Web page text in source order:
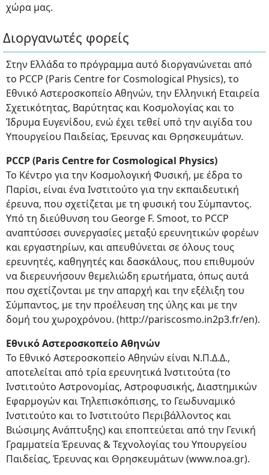
χώρα μας.
Διοργανωτές φορείς
Στην Ελλάδα το πρόγραμμα αυτό διοργανώνεται από
το PCCP (Paris Centre for Cosmological Physics), το
Εθνικό Αστεροσκοπείο Αθηνών, την Ελληνική Εταιρεία
Σχετικότητας, Βαρύτητας και Κοσμολογίας και το
Ίδρυμα Ευγενίδου, ενώ έχει τεθεί υπό την αιγίδα του
Υπουργείου Παιδείας, Έρευνας και Θρησκευμάτων.
PCCP (Paris Centre for Cosmological Physics)
Το Κέντρο για την Κοσμολογική Φυσική, με έδρα το
Παρίσι, είναι ένα Ινστιτούτο για την εκπαιδευτική
έρευνα, που σχετίζεται με τη φυσική του Σύμπαντος.
Υπό τη διεύθυνση του George F. Smoot, το PCCP
αναπτύσσει συνεργασίες μεταξύ ερευνητικών φορέων
και εργαστηρίων, και απευθύνεται σε όλους τους
ερευνητές, καθηγητές και δασκάλους, που επιθυμούν
να διερευνήσουν θεμελιώδη ερωτήματα, όπως αυτά
που σχετίζονται με την απαρχή και την εξέλιξη του
Σύμπαντος, με την προέλευση της ύλης και με την
δομή του χωροχρόνου. (http://pariscosmo.in2p3.fr/en).
Εθνικό Αστεροσκοπείο Αθηνών
Το Εθνικό Αστεροσκοπείο Αθηνών είναι Ν.Π.Δ.Δ.,
αποτελείται από τρία ερευνητικά Ινστιτούτα (το
Ινστιτούτο Αστρονομίας, Αστροφυσικής, Διαστημικών
Εφαρμογών και Τηλεπισκόπισης, το Γεωδυναμικό
Ινστιτούτο και το Ινστιτούτο Περιβάλλοντος και
Βιώσιμης Ανάπτυξης) και εποπτεύεται από την Γενική
Γραμματεία Έρευνας & Τεχνολογίας του Υπουργείου
Παιδείας, Έρευνας και Θρησκευμάτων (www.noa.gr).